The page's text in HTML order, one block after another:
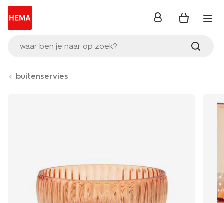
waar ben je naar op zoek?
inloggen
buitenservies